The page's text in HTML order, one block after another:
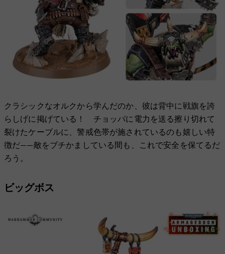
クラシックなオルクから学んだのか、彼は背中に戦旗を誇
らしげに掲げている！ チョッパに電力を送る擦り切れて
裂けたケーブルに、警戒色帯が施されているのも嬉しい特
徴だ——敵をブチかましている間も、これで安全を保てるだ
ろう。
ビッグボス